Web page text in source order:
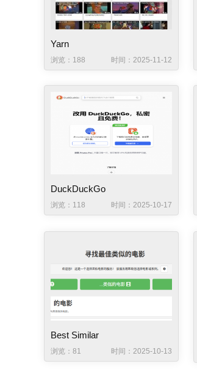
Yarn
浏览：188 时间：2025-11-12
DuckDuckGo
浏览：118 时间：2025-10-17
Best Similar
浏览：81 时间：2025-10-13